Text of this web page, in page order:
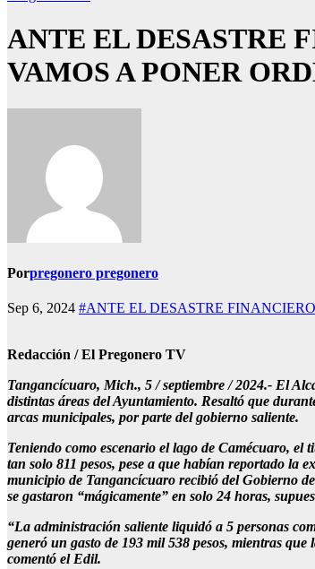
ANTE EL DESASTRE
VAMOS A PONER
Porpregonero pregonero
Sep 6, 2024 #ANTE EL DESASTRE
Redacción / El Pregonero TV
Tangancícuaro, Mich., 5 / septiembre / 2024.- El
distintas áreas del Ayuntamiento. Resaltó que
arcas municipales, por parte del gobierno saliente.
Teniendo como escenario el lago de Camécuaro, el
tan solo 811 pesos, pese a que habían reportado la
municipio de Tangancícuaro recibió del Gobierno
se gastaron “mágicamente” en solo 24 horas,
“La administración saliente liquidó a 5 personas
generó un gasto de 193 mil 538 pesos, mientras
comentó el Edil.